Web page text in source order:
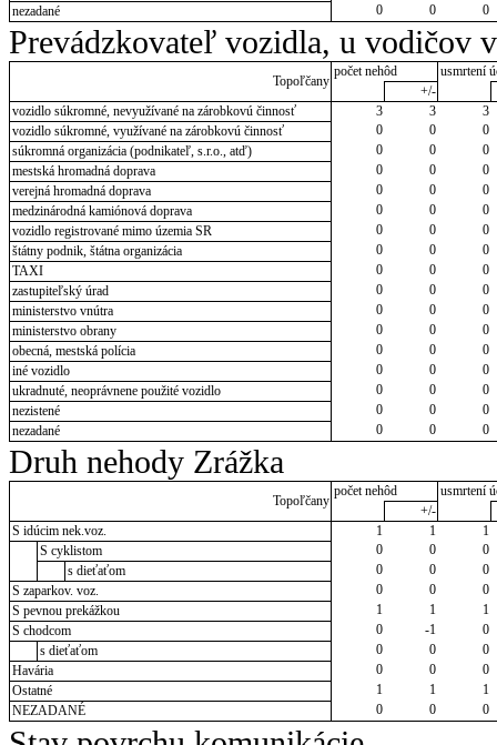
nezadané
0 0 0
Prevádzkovateľ vozidla, u vodičov
Topoľčany
počet nehôd
usmrtení
+/-
vozidlo súkromné, nevyužívané na zárobkovú činnosť
3 3
3
vozidlo súkromné, využívané na zárobkovú činnosť
0 0
0
súkromná organizácia (podnikateľ, s.r.o., atď)
0 0
0
mestská hromadná doprava
0 0
0
verejná hromadná doprava
0 0
0
medzinárodná kamiónová doprava
0 0
0
vozidlo registrované mimo územia SR
0 0
0
štátny podnik, štátna organizácia
0 0
0
TAXI
0 0
0
zastupiteľský úrad
0 0
0
ministerstvo vnútra
0 0
0
ministerstvo obrany
0 0
0
obecná, mestská polícia
0 0
0
iné vozidlo
0 0
0
ukradnuté, neoprávnene použité vozidlo
0 0
0
nezistené
0 0
0
nezadané
0 0 0
Druh nehody Zrážka
Topoľčany
počet nehôd
usmrtení
+/-
S idúcim nek.voz.
1 1
1
S cyklistom
0 0
0
s dieťaťom
0 0
0
S zaparkov. voz.
0 0
0
S pevnou prekážkou
1 1
1
S chodcom
0 -1
0
s dieťaťom
0 0
0
Havária
0 0
0
Ostatné
1 1
1
NEZADANÉ
0 0 0